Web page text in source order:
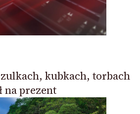
kubkach, torbach
na prezent